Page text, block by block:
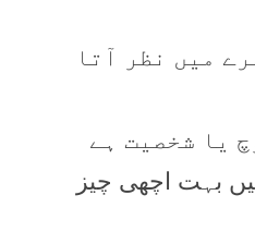
میں نظر آتا
یا شخصیت ہے
بہت اچھی چیز